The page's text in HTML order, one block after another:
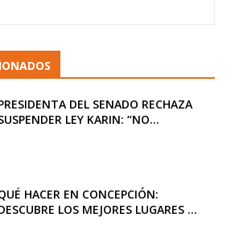
DEL SENADO RECHAZA
LEY KARIN: “NO...
HACER EN CONCEPCIÓN:
LOS MEJORES LUGARES ...